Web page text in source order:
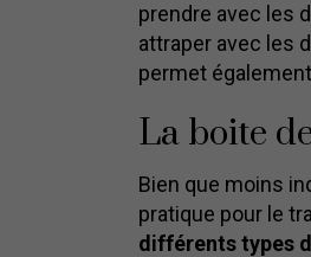
prendre avec les
attraper avec les
permet
La boite
Bien que moins
pratique pour le
différents types